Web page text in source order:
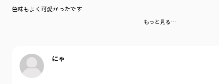
色味もよく可愛かったです
もっと見る…
にゃ
今と未来の子どもたちが住まう地球環境までを見据えて、
メーカーとしての責任をはたしています。
こうしたものづくりにおける配慮は、未来の子どもちたが
しあわせな環境で過ごすことに繋がると信じています。